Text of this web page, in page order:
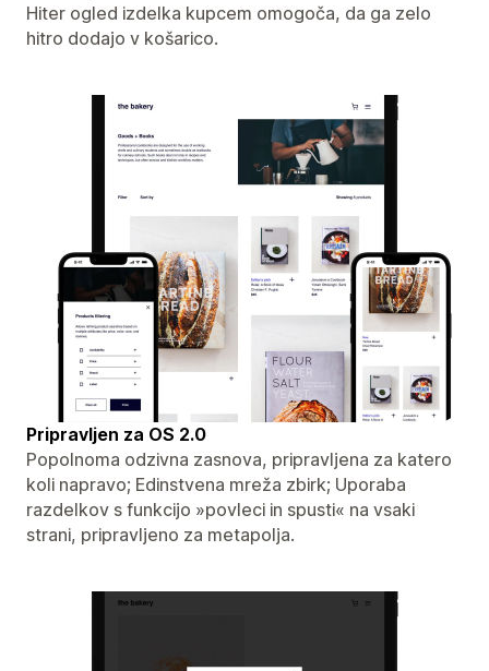
Hiter ogled izdelka kupcem omogoča, da ga zelo
hitro dodajo v košarico.
Pripravljen za OS 2.0
Popolnoma odzivna zasnova, pripravljena za katero
koli napravo; Edinstvena mreža zbirk; Uporaba
razdelkov s funkcijo »povleci in spusti« na vsaki
strani, pripravljeno za metapolja.